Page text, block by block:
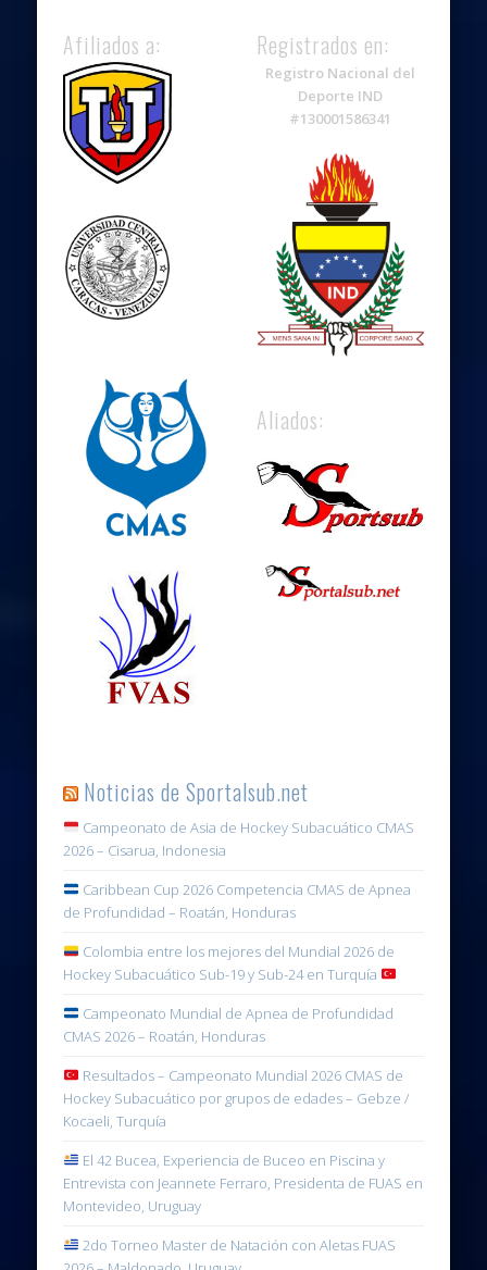
Afiliados a: Registrados en:
Registro Nacional del
Deporte IND
#130001586341
Aliados:
Noticias de Sportalsub.net
Campeonato de Asia de Hockey Subacuático CMAS
2026 – Cisarua, Indonesia
Caribbean Cup 2026 Competencia CMAS de Apnea
de Profundidad – Roatán, Honduras
Colombia entre los mejores del Mundial 2026 de
Hockey Subacuático Sub-19 y Sub-24 en Turquía
Campeonato Mundial de Apnea de Profundidad
CMAS 2026 – Roatán, Honduras
Resultados – Campeonato Mundial 2026 CMAS de
Hockey Subacuático por grupos de edades – Gebze /
Kocaeli, Turquía
El 42 Bucea, Experiencia de Buceo en Piscina y
Entrevista con Jeannete Ferraro, Presidenta de FUAS en
Montevideo, Uruguay
2do Torneo Master de Natación con Aletas FUAS